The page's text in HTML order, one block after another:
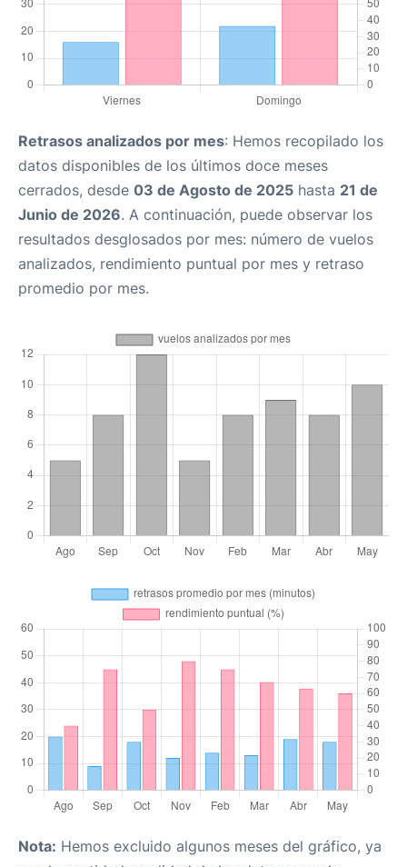
Retrasos analizados por mes: Hemos recopilado los
datos disponibles de los últimos doce meses
cerrados, desde 03 de Agosto de 2025 hasta 21 de
Junio de 2026. A continuación, puede observar los
resultados desglosados por mes: número de vuelos
analizados, rendimiento puntual por mes y retraso
promedio por mes.
Nota: Hemos excluido algunos meses del gráfico, ya